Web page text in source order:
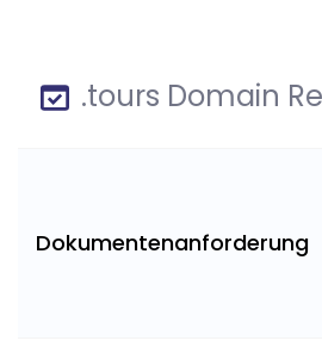
.tours Domain
Dokumentenanforderung